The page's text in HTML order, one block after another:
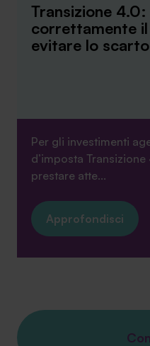
Transizione
correttamente
evitare lo
Per gli investimenti
d’imposta
prestare atte...
Approfondisci